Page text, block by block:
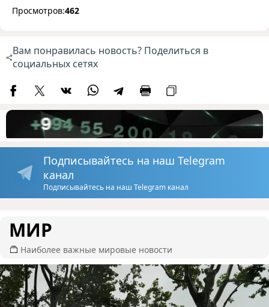
Просмотров:462
Вам понравилась новость? Поделиться в
социальных сетях
Подписывайтесь на наш Telegram
канал
Подписывайтесь на наш Telegram канал
МИР
Наиболее важные мировые новости